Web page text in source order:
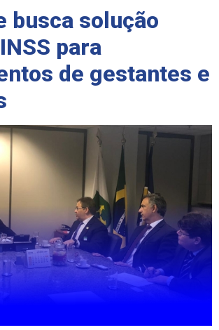
busca solução
para
de gestantes e